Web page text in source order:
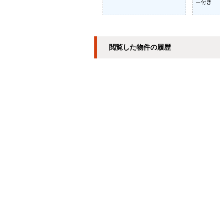
ー付き
閲覧した物件の履歴